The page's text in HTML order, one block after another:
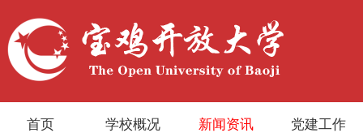
首页 学校概况 新闻资讯 党建工作